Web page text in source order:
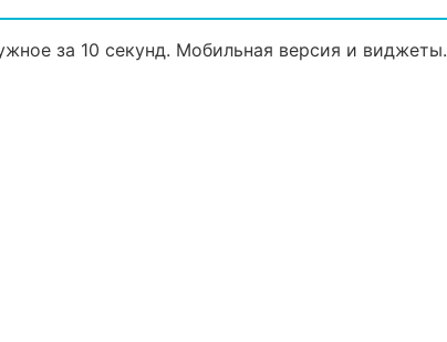
за 10 секунд. Мобильная версия и виджеты.